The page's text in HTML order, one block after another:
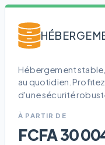
Hébergement
au quotidien.
d'une sécurité
À PARTIR DE
FCFA 30